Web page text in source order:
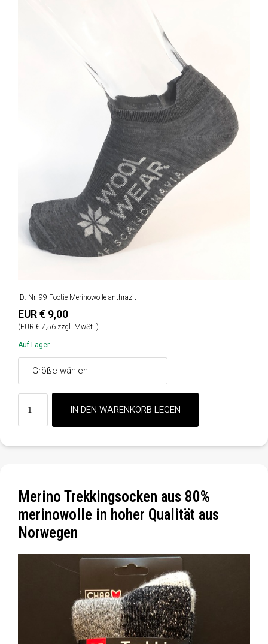
ID: Nr. 99 Footie Merinowolle anthrazit
EUR € 9,00
(EUR € 7,56 zzgl. MwSt. )
Auf Lager
Merino Trekkingsocken aus 80%
merinowolle in hoher Qualität aus
Norwegen